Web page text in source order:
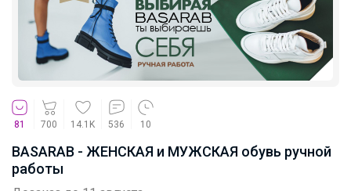
81 700 14.1K 536 10
BASARAB - ЖЕНСКАЯ и МУЖСКАЯ обувь ручной
работы